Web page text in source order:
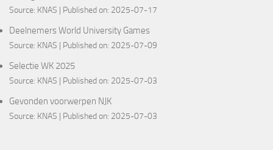
Source: KNAS Published on: 2025-07-17
Deelnemers World University Games
Source: KNAS Published on: 2025-07-09
Selectie WK 2025
Source: KNAS Published on: 2025-07-03
Gevonden voorwerpen NJK
Source: KNAS Published on: 2025-07-03